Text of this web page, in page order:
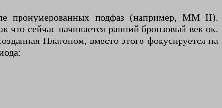
пронумерованных подфаз (например, MM II).
что сейчас начинается ранний бронзовый век ок.
Платоном, вместо этого фокусируется на